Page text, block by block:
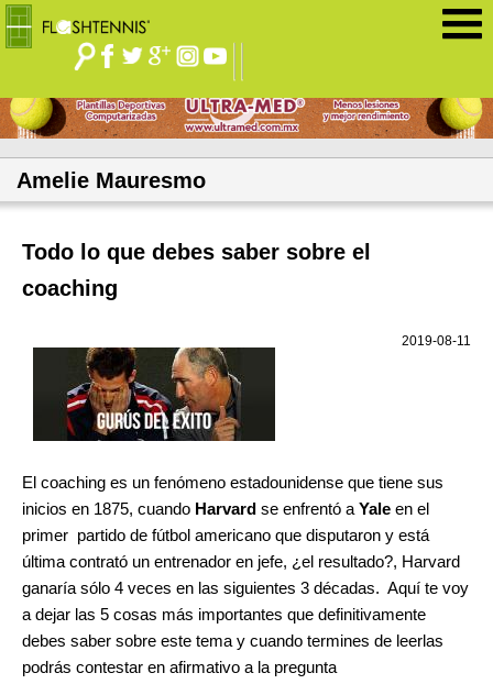
Amelie Mauresmo
Todo lo que debes saber sobre el
coaching
2019-08-11
El coaching es un fenómeno estadounidense que tiene sus
inicios en 1875, cuando Harvard se enfrentó aYale en el
primer partido de fútbol americano que disputaron y está
última contrató un entrenador en jefe, ¿el resultado?, Harvard
ganaría sólo 4 veces en las siguientes 3 décadas. Aquí te voy
a dejar las 5 cosas más importantes que definitivamente
debes saber sobre este tema y cuando termines de leerlas
podrás contestar en afirmativo a la pregunta